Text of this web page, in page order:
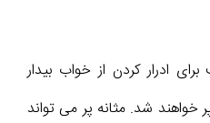
ادرار کردن از خواب بیدار
خواهند شد. مثانه پر می تواند